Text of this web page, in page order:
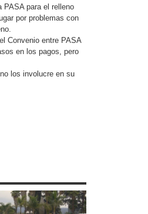
PASA para el relleno
por problemas con
Convenio entre PASA
en los pagos, pero
los involucre en su